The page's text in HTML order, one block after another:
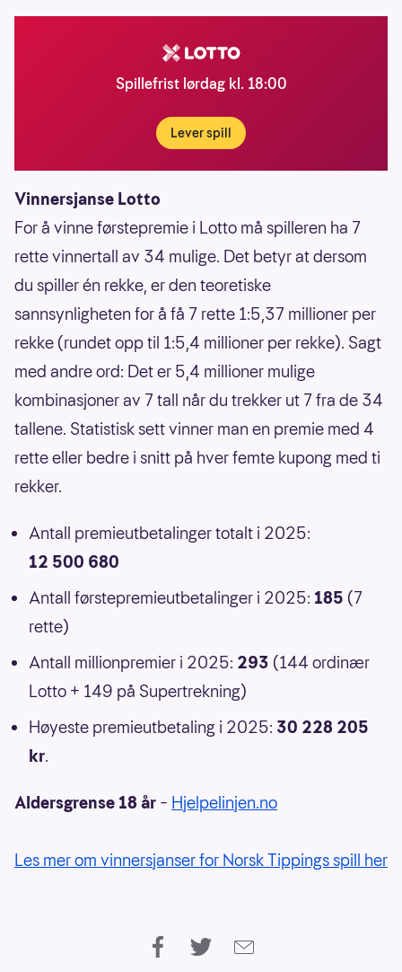
Spillefrist lørdag kl. 18:00
Lever spill
Vinnersjanse Lotto
For å vinne førstepremie i Lotto må spilleren ha 7
rette vinnertall av 34 mulige. Det betyr at dersom
du spiller én rekke, er den teoretiske
sannsynligheten for å få 7 rette 1:5,37 millioner per
rekke (rundet opp til 1:5,4 millioner per rekke). Sagt
med andre ord: Det er 5,4 millioner mulige
kombinasjoner av 7 tall når du trekker ut 7 fra de 34
tallene. Statistisk sett vinner man en premie med 4
rette eller bedre i snitt på hver femte kupong med ti
rekker.
Antall premieutbetalinger totalt i 2025:
12 500 680
Antall førstepremieutbetalinger i 2025: 185 (7
rette)
Antall millionpremier i 2025: 293 (144 ordinær
Lotto + 149 på Supertrekning)
Høyeste premieutbetaling i 2025: 30 228 205
kr.
Aldersgrense 18 år – Hjelpelinjen.no
Les mer om vinnersjanser for Norsk Tippings spill her